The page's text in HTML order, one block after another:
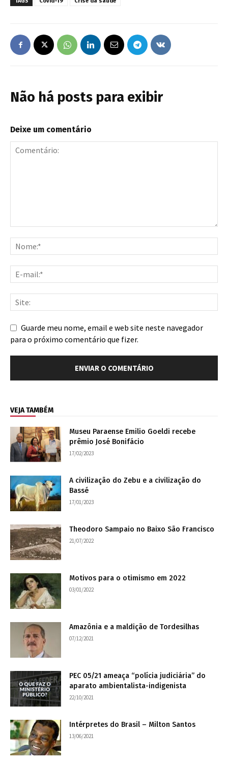
Não há posts para exibir
Deixe um comentário
Guarde meu nome, email e web site neste navegador
para o próximo comentário que fizer.
VEJA TAMBÉM
Museu Paraense Emilio Goeldi recebe
prêmio José Bonifácio
17/02/2023
A civilização do Zebu e a civilização do
Bassé
17/01/2023
Theodoro Sampaio no Baixo São Francisco
21/07/2022
Motivos para o otimismo em 2022
03/01/2022
Amazônia e a maldição de Tordesilhas
07/12/2021
PEC 05/21 ameaça “polícia judiciária” do
aparato ambientalista-indigenista
22/10/2021
Intérpretes do Brasil – Milton Santos
13/06/2021